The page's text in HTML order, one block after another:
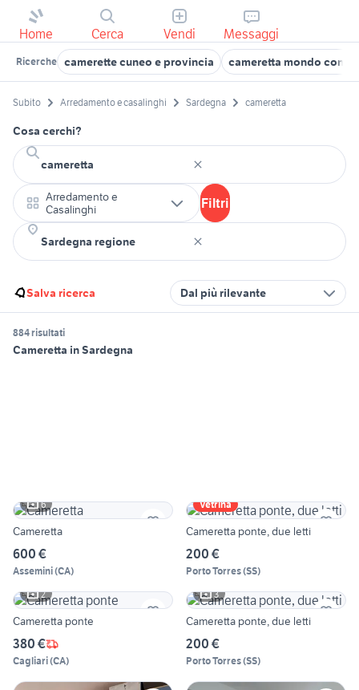
Home Cerca Vendi Messaggi
Ricerche camerette cuneo e provincia cameretta mondo
Subito Arredamento e casalinghi Sardegna cameretta
Cosa cerchi?
Arredamento e
Casalinghi
Filtri
Salva ricerca Dal più rilevante
884 risultati
Cameretta in Sardegna
6
Cameretta
600 €
Assemini(CA)
Vetrina
Cameretta ponte, due letti
200 €
Porto Torres(SS)
2
Cameretta ponte
380 €
Cagliari(CA)
3
Cameretta ponte, due letti
200 €
Porto Torres(SS)